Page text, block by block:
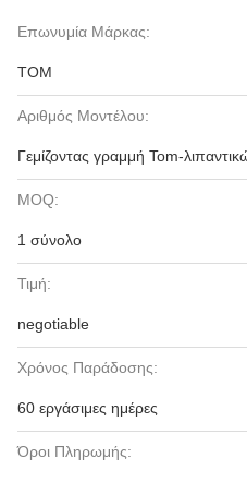
Επωνυμία Μάρκας:
TOM
Αριθμός Μοντέλου:
Γεμίζοντας γραμμή Tom-
MOQ:
1 σύνολο
Τιμή:
negotiable
Χρόνος Παράδοσης:
60 εργάσιμες ημέρες
Όροι Πληρωμής: